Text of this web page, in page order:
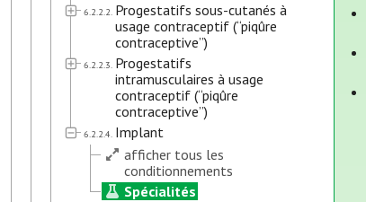
6.2.2.2. Progestatifs sous-cutanés à
usage contraceptif (“piqûre
contraceptive”)
6.2.2.3. Progestatifs
intramusculaires à usage
contraceptif (“piqûre
contraceptive”)
6.2.2.4. Implant
afficher tous les
conditionnements
Spécialités